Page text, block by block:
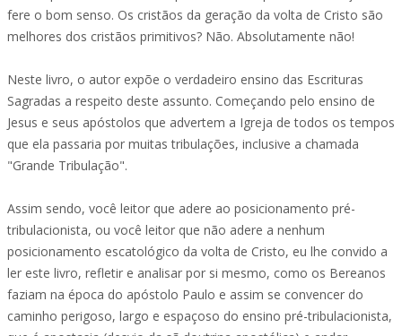
fere o bom senso. Os cristãos da geração da volta de Cristo são
melhores dos cristãos primitivos? Não. Absolutamente não!
Neste livro, o autor expõe o verdadeiro ensino das Escrituras
Sagradas a respeito deste assunto. Começando pelo ensino de
Jesus e seus apóstolos que advertem a Igreja de todos os tempos
que ela passaria por muitas tribulações, inclusive a chamada
"Grande Tribulação".
Assim sendo, você leitor que adere ao posicionamento pré-
tribulacionista, ou você leitor que não adere a nenhum
posicionamento escatológico da volta de Cristo, eu lhe convido a
ler este livro, refletir e analisar por si mesmo, como os Bereanos
faziam na época do apóstolo Paulo e assim se convencer do
caminho perigoso, largo e espaçoso do ensino pré-tribulacionista,